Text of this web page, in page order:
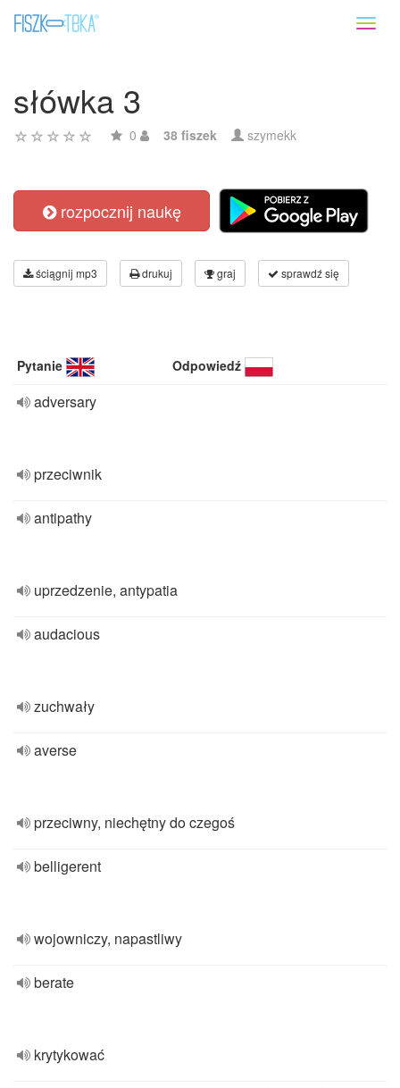
słówka 3
0 38 fiszek szymekk
rozpocznij naukę
ściągnij mp3 drukuj graj sprawdź się
Pytanie Odpowiedź
adversary
przeciwnik
antipathy
uprzedzenie, antypatia
audacious
zuchwały
averse
przeciwny, niechętny do czegoś
belligerent
wojowniczy, napastliwy
berate
krytykować